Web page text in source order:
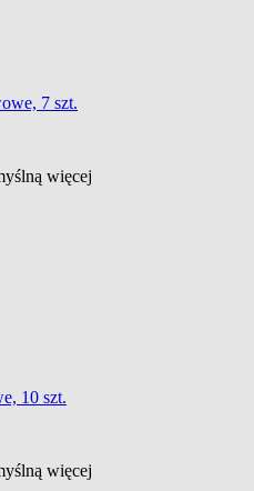
7 szt.
więcej
10 szt.
więcej